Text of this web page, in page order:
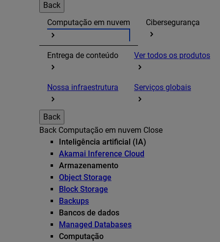
Back
Computação em nuvem
Cibersegurança
Entrega de conteúdo Ver todos os produtos
Nossa infraestrutura Serviços globais
Back
Back Computação em nuvem Close
Inteligência artificial (IA)
Akamai Inference Cloud
Armazenamento
Object Storage
Block Storage
Backups
Bancos de dados
Managed Databases
Computação